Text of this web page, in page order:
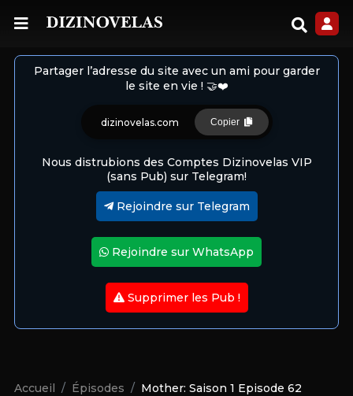
Partager l’adresse du site avec un ami pour garder
le site en vie ! 🤝❤️
dizinovelas.com Copier
Nous distrubions des Comptes Dizinovelas VIP
(sans Pub) sur Telegram!
Rejoindre sur Telegram
Rejoindre sur WhatsApp
Supprimer les Pub !
Accueil Épisodes Mother: Saison 1 Episode 62